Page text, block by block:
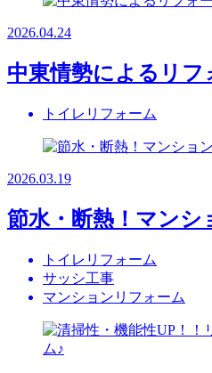
2026.04.24
中東情勢によるリフ
トイレリフォーム
2026.03.19
節水・断熱！マンシ
トイレリフォーム
サッシ工事
マンションリフォーム